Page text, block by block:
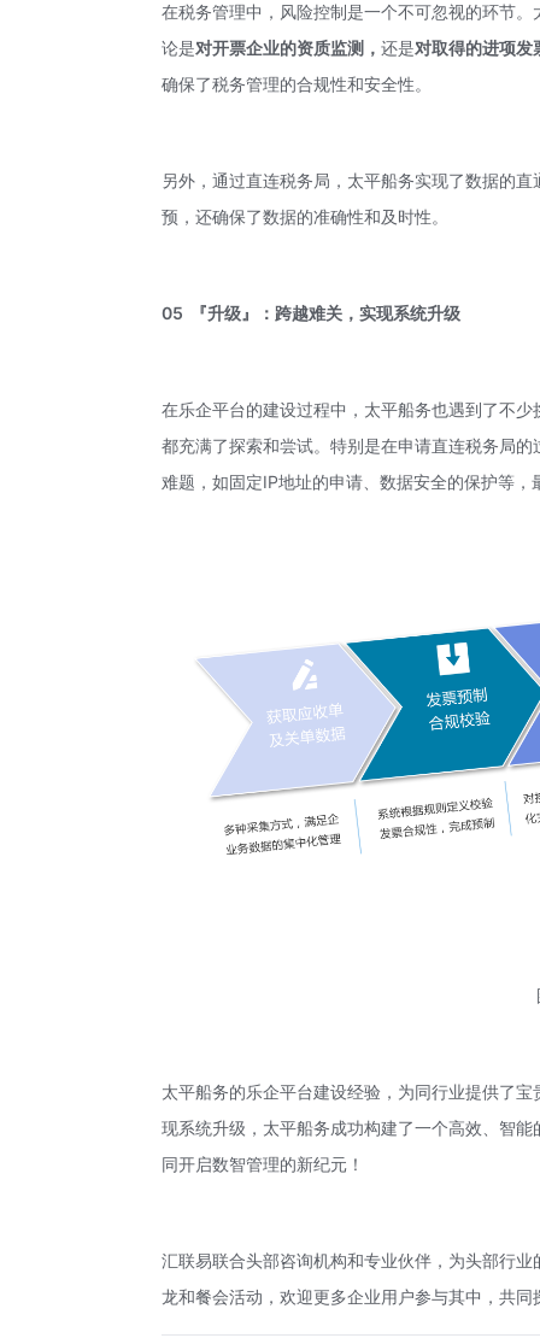
在税务管理中，风险控制是一个不可忽视的环节
论是对开票企业的资质监测，还是对取得的进项发
确保了税务管理的合规性和安全性。
另外，通过直连税务局，太平船务实现了数据的
预，还确保了数据的准确性和及时性。
05 『升级』：跨越难关，实现系统升级
在乐企平台的建设过程中，太平船务也遇到了不
都充满了探索和尝试。特别是在申请直连税务局
难题，如固定IP地址的申请、数据安全的保护等
太平船务的乐企平台建设经验，为同行业提供了
现系统升级，太平船务成功构建了一个高效、智
同开启数智管理的新纪元！
汇联易联合头部咨询机构和专业伙伴，为头部行
龙和餐会活动，欢迎更多企业用户参与其中，共